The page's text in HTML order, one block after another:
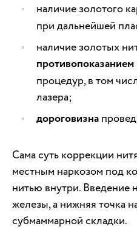
наличие золотого
при дальнейшей
наличие золотых
противопоказанием
процедур, в том
лазера;
дороговизна
Сама суть коррекции
местным наркозом под
нитью внутри. Введение
железы, а нижняя точка
субмаммарной складки.